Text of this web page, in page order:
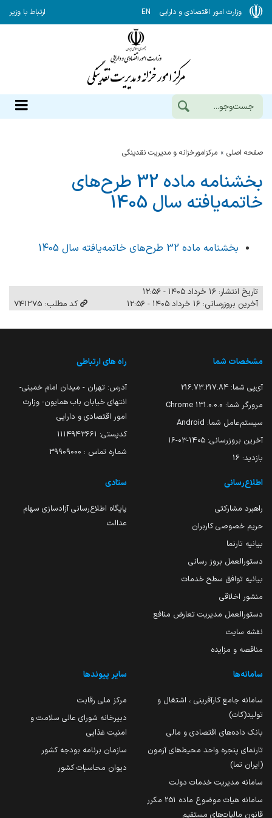
وزارت امور اقتصادی و دارایی EN ارتباط با وزیر
صفحه اصلی مرکزامورخزانه و مدیریت نقدینگی
بخشنامه ماده 32 طرح‌های
خاتمه‌یافته سال 1405
بخشنامه ماده 32 طرح‌های خاتمه‌یافته سال 1405
تاریخ انتشار: ۱۶ خرداد ۱۴۰۵ - ۱۲:۵۶
آخرین بروزرسانی: ۱۶ خرداد ۱۴۰۵ - ۱۲:۵۶
کد مطلب: 741275
مشخصات شما
آی‌پی شما: 216.73.217.84
مرورگر شما: 131.0.0.0 Chrome
سیستم‌عامل شما: Android
آخرین بروزرسانی: ۱۴۰۵-۰۳-۱۶
بازدید: 16
راه های ارتباطی
آدرس: تهران - میدان امام خمینی-
انتهای خیابان باب همایون- وزارت
امور اقتصادی و دارایی
کدپستی: ۱۱۱۴۹۴۳۶۶۱
شماره تماس : 39909000
اطلاع‌رسانی
راهبرد مشارکتی
حریم خصوصی کاربران
بیانیه تارنما
دستورالعمل بروز رسانی
بیانیه توافق سطح خدمات
منشور اخلاقی
دستورالعمل مدیریت تعارض منافع
نقشه سایت
مناقصه و مزایده
ستادی
پایگاه اطلاع‌رسانی آزادسازی سهام
عدالت
سامانه‌ها
سامانه جامع کارآفرینی ، اشتغال و
تولید(کات)
بانک داده‌های اقتصادی و مالی
تارنمای پنجره واحد محیط‌های آزمون
(ایران تما)
سامانه مدیریت خدمات دولت
سامانه هیات موضوع ماده 251 مکرر
قانون مالیات‌های مستقیم
سایر پیوندها
مرکز ملی رقابت
دبیرخانه شورای عالی سلامت و
امنیت غذایی
سازمان برنامه بودجه کشور
دیوان محاسبات کشور